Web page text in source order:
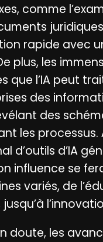
comme
rapide avec
plus, les
que l’IA peut
des
des
les processus.
d’outils d’IA
influence se
variés, de
doute, les